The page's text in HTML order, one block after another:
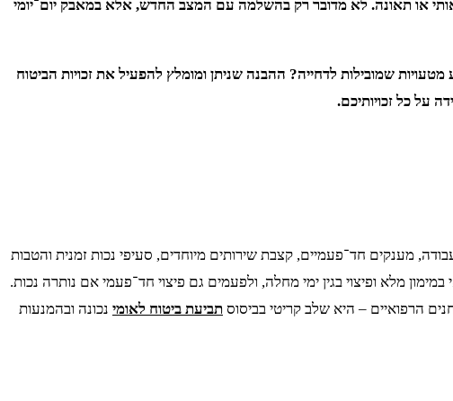
או תאונה. לא מדובר רק בהשלמה עם המצב החדש, אלא במאבק יום־יומי
שמובילות לדחייה? ההבנה שניתן ומומלץ להפעיל את זכויות הביטוח
על כל זכויותיכם.
מענקים חד־פעמיים, קצבת שירותים מיוחדים, סעיפי נכות זמנית והטבות
מלא ופיצוי בגין ימי מחלה, ולפעמים גם פיצוי חד־פעמי אם נותרה נכות.
הרפואיים – היא שלב קריטי בביסוס תביעת ביטוח לאומי נכונה ובהמנעות